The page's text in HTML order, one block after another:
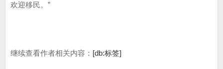
欢迎移民。”
继续查看作者相关内容： [db:标签]